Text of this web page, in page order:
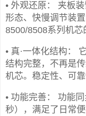
• 外观还原： 夹板
形态、快慢调节装
8500/8508系列机芯
• 真·一体化结构：
结构完整，不再是
机芯。稳定性、可
• 功能完善： 功能
秒），满足了日常便